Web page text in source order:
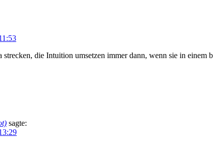
die Intuition umsetzen immer dann, wenn sie in einem
sagte: